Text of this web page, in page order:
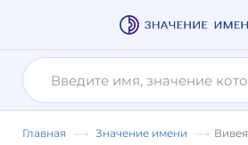
Главная Значение имени Вивея